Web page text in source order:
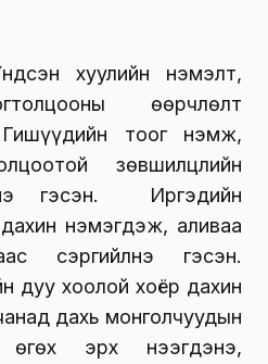
хуулийн нэмэлт,
өөрчлөлт
тоог нэмж,
зөвшилцлийн
гэсэн. Иргэдийн
нэмэгдэж, аливаа
сэргийлнэ гэсэн.
дуу хоолой хоёр дахин
дахь монголчуудын
өгөх эрх нээгдэнэ,